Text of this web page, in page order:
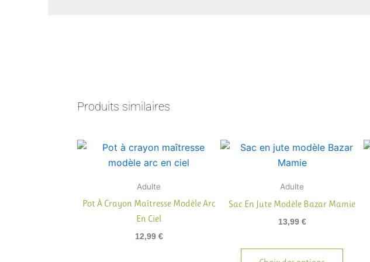
Produits similaires
Adulte
Pot À Crayon Maîtresse Modèle Arc
En Ciel
12,99 €
Adulte
Sac En Jute Modèle Bazar Mamie
13,99 €